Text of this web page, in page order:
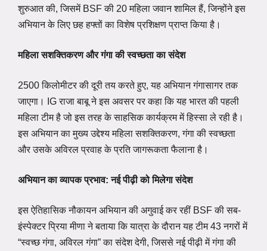
शुरुआत की, जिसमें BSF की 20 महिला जवान शामिल हैं, जिन्होंने इस
अभियान के लिए छह हफ्तों का विशेष प्रशिक्षण प्राप्त किया है।
महिला सशक्तिकरण और गंगा की स्वच्छता का संदेश
2500 किलोमीटर की दूरी तय करते हुए, यह अभियान गंगासागर तक
जाएगा। IG राजा बाबू ने इस अवसर पर कहा कि यह भारत की पहली
महिला टीम है जो इस तरह के साहसिक कार्यक्रम में हिस्सा ले रही है।
इस अभियान का मुख्य उद्देश्य महिला सशक्तिकरण, गंगा की स्वच्छता
और उसके अविरल प्रवाह के प्रति जागरूकता फैलाना है।
अभियान का व्यापक प्रभाव: नई पीढ़ी को मिलेगा संदेश
इस ऐतिहासिक नौकायन अभियान की अगुवाई कर रहीं BSF की सब-
इंस्पेक्टर प्रिया मीणा ने बताया कि यात्रा के दौरान यह टीम 43 नगरों में
“स्वच्छ गंगा, अविरल गंगा” का संदेश देगी, जिससे नई पीढ़ी में गंगा की